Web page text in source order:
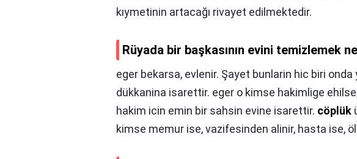
kıymetinin artacağı rivayet edilmektedir.
Rüyada bir başkasının evini temizlemek
eger bekarsa, evlenir. Şayet bunlarin hic biri onda
dükkanina isarettir. eger o kimse hakimlige
hakim icin emin bir sahsin evine isarettir. cöplük
kimse memur ise, vazifesinden alinir, hasta ise,